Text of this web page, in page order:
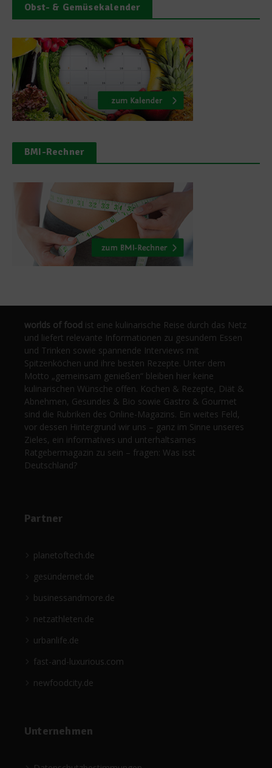
Obst- & Gemüsekalender
BMI-Rechner
worlds of food ist eine kulinarische Reise durch das Netz
und liefert relevante Informationen zu gesundem Essen
und Trinken sowie spannende Interviews mit
Spitzenköchen und ihre besten Rezepte. Unter dem
Motto „gemeinsam genießen“ bleiben hier keine
kulinarischen Wünsche offen. Kochen & Rezepte, Diät &
Abnehmen, Gesundes & Bio sowie Gastro & Gourmet
sind die Rubriken des Online-Magazins. Ein weites Feld,
vor dessen Hintergrund wir uns – ganz im Sinne unseres
Zieles, ein informatives und unterhaltsames
Ratgebermagazin zu sein – fragen: Was isst
Deutschland?
Partner
planetoftech.de
gesündernet.de
businessandmore.de
netzathleten.de
urbanlife.de
fast-and-luxurious.com
newfoodcity.de
Unternehmen